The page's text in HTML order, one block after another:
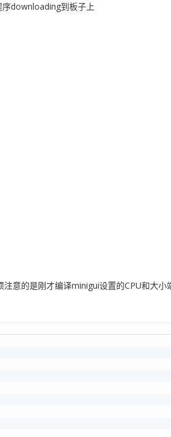
序downloading到板子上
的是刚才编译minigui设置的CPU和大小